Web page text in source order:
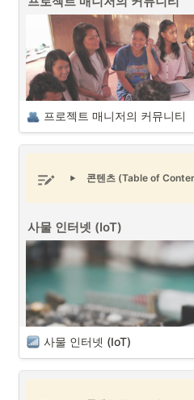
해관계자와 의사소통을 하여 프로젝트
는 역할을 합니다. 농작물을 다루는 스
저는 프로젝트 매니저들 중에서 가장
을 하는 포지션이 아닌가 싶습니다.
다양한 협업툴 서비스들이 등장하고
피그마 (Figma), 깃허브 (Github) 등이
웹을 개발하는 데 보다 쉽게 체계적으
트 팀원들간의 의사소통을 원활하게 진
다양한 이해관계자와 의사소통을 통해
프로젝트 매니저 (PM/PO)로서 커뮤
다. 프로젝트와 연관된 커뮤니티를 통
대한 다양한 형태의 피드백을 확인할
프로젝트 전략을 구상할 수도 있습니다.
커뮤니티의 종류는 크게 B2B(기업 대
비자) 커뮤니티로 구분할 수 있습니다.
형태에 대한 특징을 이해하고 프로젝트
있는 커뮤니티를 구축할 때 활용할 수
프로젝트 매니저의 커뮤니티
콘텐츠 (Table of
사물 인터넷 (IoT)
사물 인터넷 (IoT)